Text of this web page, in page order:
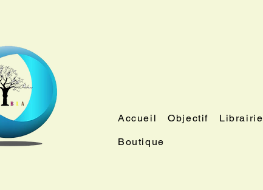
Accueil Objectif Librairie
Boutique